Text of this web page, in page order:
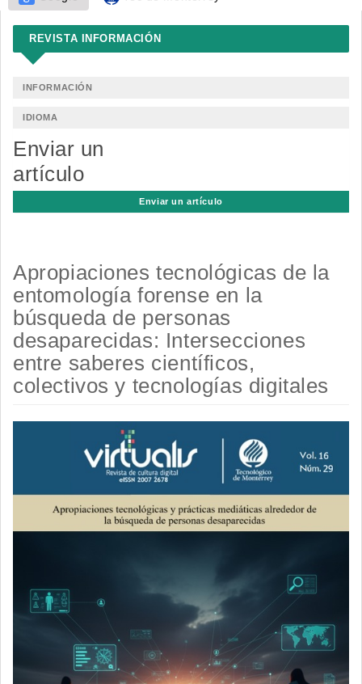
REVISTA INFORMACIÓN
INFORMACIÓN
IDIOMA
Enviar un
artículo
Enviar un artículo
Apropiaciones tecnológicas de la
entomología forense en la
búsqueda de personas
desaparecidas: Intersecciones
entre saberes científicos,
colectivos y tecnologías digitales
del
artículo